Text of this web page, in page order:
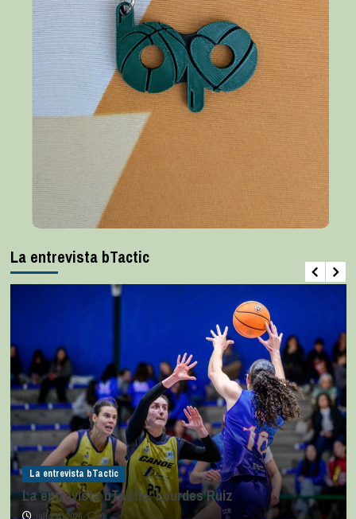
La entrevista bTactic
La entrevista bTactic
La entrevista bTactic: Lourdes Ruiz